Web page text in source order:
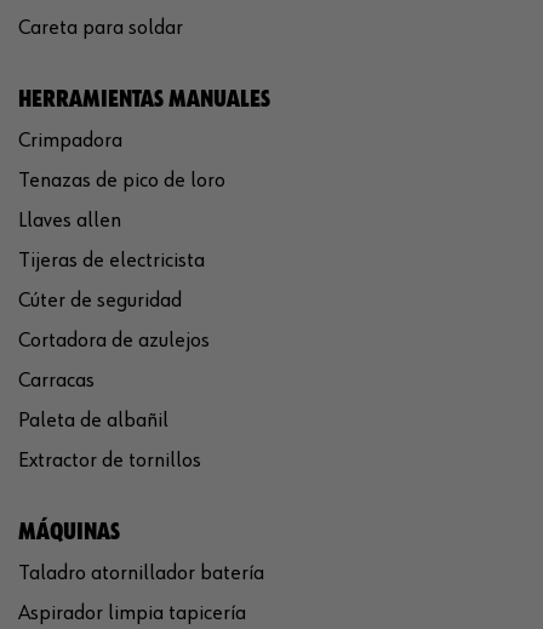
Careta para soldar
HERRAMIENTAS MANUALES
Crimpadora
Tenazas de pico de loro
Llaves allen
Tijeras de electricista
Cúter de seguridad
Cortadora de azulejos
Carracas
Paleta de albañil
Extractor de tornillos
MÁQUINAS
Taladro atornillador batería
Aspirador limpia tapicería